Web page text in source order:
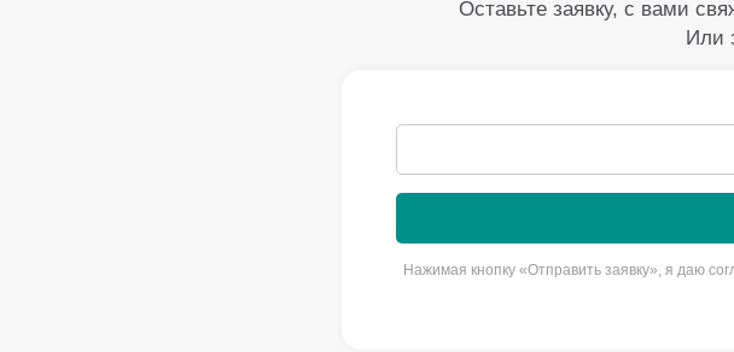
Оставьте заявку, с вами
Или
Нажимая кнопку «Отправить заявку», я даю